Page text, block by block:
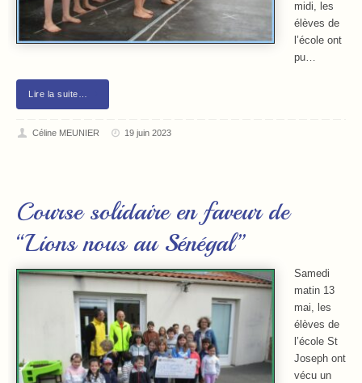
midi, les
élèves de
l’école ont
pu…
Lire la suite…
Céline MEUNIER 19 juin 2023
Course solidaire en faveur de
“Lions nous au Sénégal”
Samedi
matin 13
mai, les
élèves de
l’école St
Joseph ont
vécu un